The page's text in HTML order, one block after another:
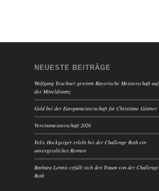
NEUESTE BEITRÄGE
Wolfgang Teuchner gewinnt Bayerische Meisterschaft auf
der Mitteldistanz
Gold bei der Europameisterschaft für Christiane Göttner
Vereinsmeisterschaft 2026
Felix Hockgeiger erlebt bei der Challenge Roth ein
unvergessliches Rennen
Barbara Lemtis erfüllt sich den Traum von der Challenge
Roth